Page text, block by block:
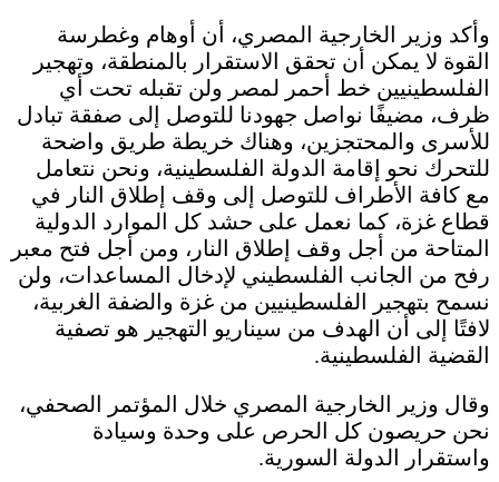
وأكد وزير الخارجية المصري، أن أوهام وغطرسة
القوة لا يمكن أن تحقق الاستقرار بالمنطقة، وتهجير
الفلسطينيين خط أحمر لمصر ولن تقبله تحت أي
ظرف، مضيفًا نواصل جهودنا للتوصل إلى صفقة تبادل
للأسرى والمحتجزين، وهناك خريطة طريق واضحة
للتحرك نحو إقامة الدولة الفلسطينية، ونحن نتعامل
مع كافة الأطراف للتوصل إلى وقف إطلاق النار في
قطاع غزة، كما نعمل على حشد كل الموارد الدولية
المتاحة من أجل وقف إطلاق النار، ومن أجل فتح معبر
رفح من الجانب الفلسطيني لإدخال المساعدات، ولن
نسمح بتهجير الفلسطينيين من غزة والضفة الغربية،
لافتًا إلى أن الهدف من سيناريو التهجير هو تصفية
القضية الفلسطينية.
وقال وزير الخارجية المصري خلال المؤتمر الصحفي،
نحن حريصون كل الحرص على وحدة وسيادة
واستقرار الدولة السورية.